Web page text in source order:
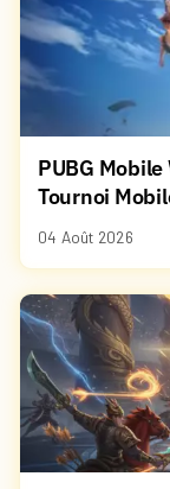
PUBG
Tournoi
04 Août 2026